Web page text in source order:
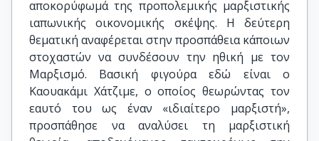
αποκορύφωμά της προπολεμικής μαρξιστικής
ιαπωνικής οικονομικής σκέψης. Η δεύτερη
θεματική αναφέρεται στην προσπάθεια κάποιων
στοχαστών να συνδέσουν την ηθική με τον
Μαρξισμό. Βασική φιγούρα εδώ είναι ο
Καουακάμι Χάτζιμε, ο οποίος θεωρώντας τον
εαυτό του ως έναν «ιδιαίτερο μαρξιστή»,
προσπάθησε να αναλύσει τη μαρξιστική